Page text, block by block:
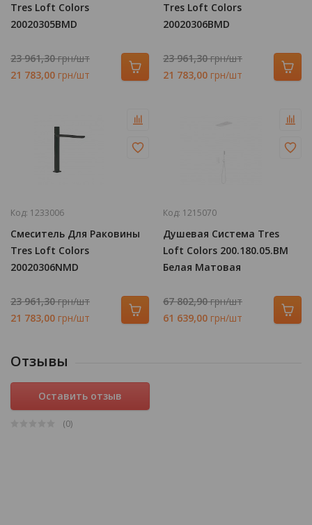
Tres Loft Colors
20020305BMD
23 961,30грн/шт
21 783,00 грн/шт
Tres Loft Colors
20020306BMD
23 961,30грн/шт
21 783,00 грн/шт
Код: 1233006
Смеситель Для Раковины
Tres Loft Colors
20020306NMD
23 961,30грн/шт
21 783,00 грн/шт
Код: 1215070
Душевая Система Tres
Loft Colors 200.180.05.BM
Белая Матовая
67 802,90грн/шт
61 639,00 грн/шт
Отзывы
(0)
Оставить отзыв